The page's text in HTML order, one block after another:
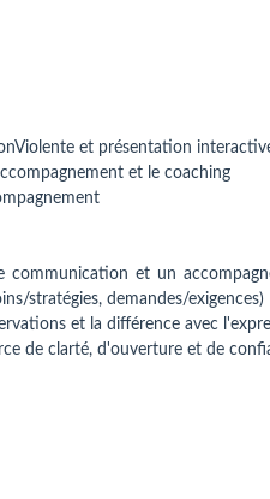
et présentation
et le coaching
et un
stratégies, demandes/exigences)
et la différence avec
de clarté, d'ouverture et de